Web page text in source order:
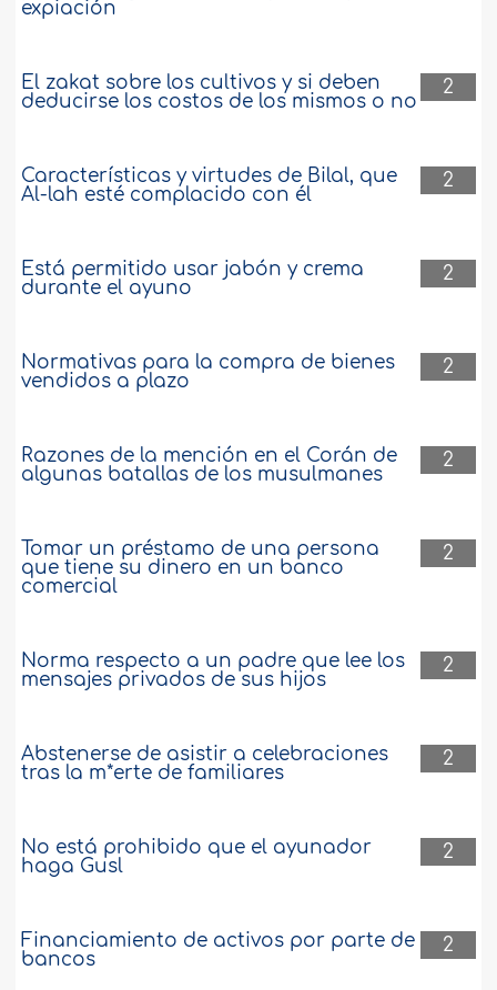
expiación
2
El zakat sobre los cultivos y si deben
deducirse los costos de los mismos o no
2
Características y virtudes de Bilal, que
Al-lah esté complacido con él
2
Está permitido usar jabón y crema
durante el ayuno
2
Normativas para la compra de bienes
vendidos a plazo
2
Razones de la mención en el Corán de
algunas batallas de los musulmanes
2
Tomar un préstamo de una persona
que tiene su dinero en un banco
comercial
2
Norma respecto a un padre que lee los
mensajes privados de sus hijos
2
Abstenerse de asistir a celebraciones
tras la m*erte de familiares
2
No está prohibido que el ayunador
haga Gusl
2
Financiamiento de activos por parte de
bancos